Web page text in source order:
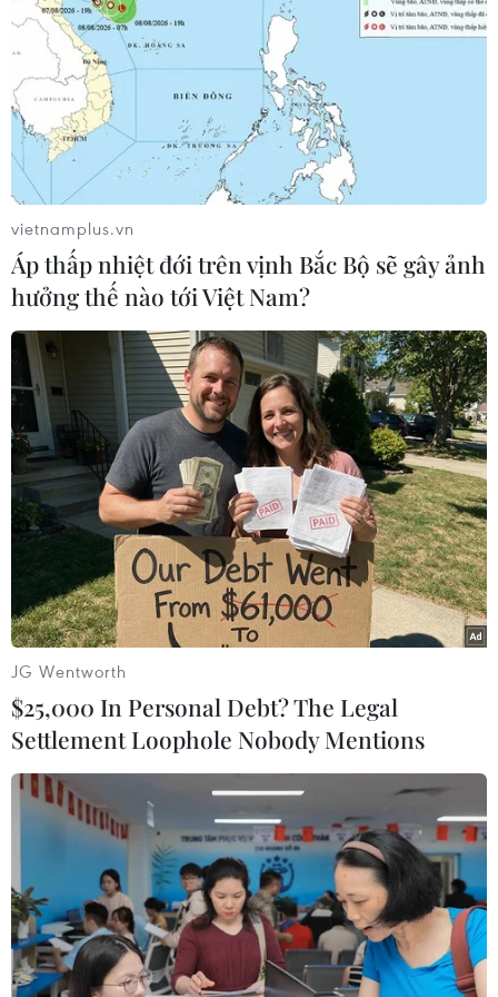
(TTXVN/Vietnam+)
#Bệnh viện dã chiến
#Điều trị COVID-19
#Ủy ban Nhân dân tỉnh Hà Nam
#Bộ Y tế
Hà Nam
Ninh Bình
Theo dõi VietnamPlus
TIN LIÊN QUAN
vietnamplus.vn
Áp thấp nhiệt đới trên vịnh Bắc Bộ sẽ gây ảnh
hưởng thế nào tới Việt Nam?
JG Wentworth
$25,000 In Personal Debt? The Legal
Settlement Loophole Nobody Mentions